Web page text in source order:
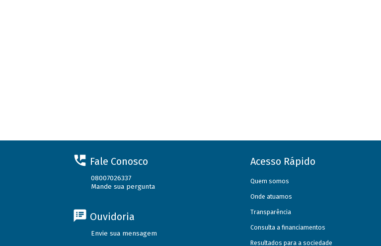
Fale Conosco
08007026337
Mande sua pergunta
Ouvidoria
Envie sua mensagem
Acesso Rápido
Quem somos
Onde atuamos
Transparência
Consulta a financiamentos
Resultados para a sociedade